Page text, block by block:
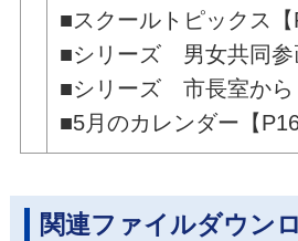
■スクールトピックス【
■シリーズ 男女共同参
■シリーズ 市長室から
■5月のカレンダー【P16
関連ファイルダウン